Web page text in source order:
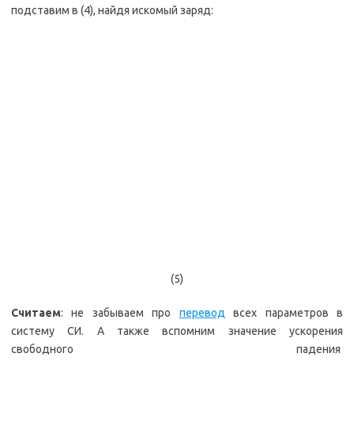
подставим в (4), найдя искомый заряд:
(5)
Считаем: не забываем про перевод всех параметров в
систему СИ. А также вспомним значение ускорения
свободного падения